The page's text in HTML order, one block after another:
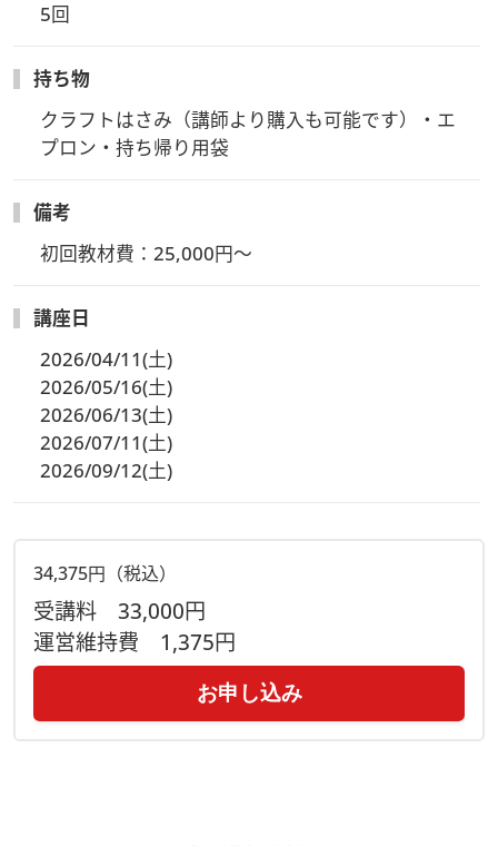
5回
持ち物
クラフトはさみ（講師より購入も可能です）・エ
プロン・持ち帰り用袋
備考
初回教材費：25,000円～
講座日
2026/04/11(土)
2026/05/16(土)
2026/06/13(土)
2026/07/11(土)
2026/09/12(土)
34,375円（税込）
受講料 33,000円
運営維持費 1,375円
お申し込み